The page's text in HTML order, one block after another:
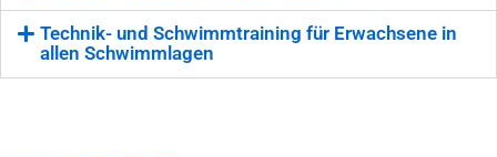
Technik- und Schwimmtraining für Erwachsene in
allen Schwimmlagen